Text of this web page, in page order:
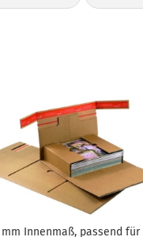
Innenmaß, passend für